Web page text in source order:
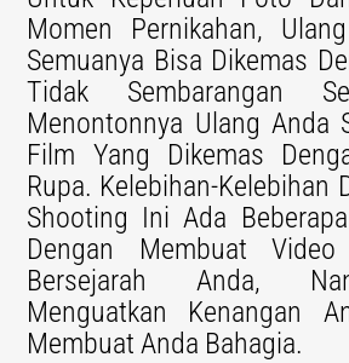
Momen Pernikahan,
Semuanya Bisa Dikemas
Tidak Sembarangan
Menontonnya Ulang Anda
Film Yang Dikemas
Rupa. Kelebihan-Kelebihan
Shooting Ini Ada
Dengan Membuat
Bersejarah Anda,
Menguatkan Kenangan
Membuat Anda Bahagia.